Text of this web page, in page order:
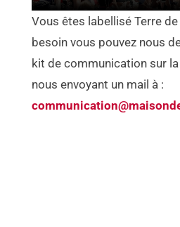
Vous êtes labellisé Terre de
besoin vous pouvez nous
kit de communication sur
nous envoyant un mail à :